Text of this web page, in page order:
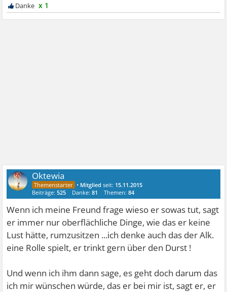
x 1
Oktewia
• Mitglied seit: 15.11.2015
Beiträge:525 Danke:81 Themen:84
Wenn ich meine Freund frage wieso er sowas tut, sagt
er immer nur oberflächliche Dinge, wie das er keine
Lust hätte, rumzusitzen ...ich denke auch das der Alk.
eine Rolle spielt, er trinkt gern über den Durst !
Und wenn ich ihm dann sage, es geht doch darum das
ich mir wünschen würde, das er bei mir ist, sagt er, er